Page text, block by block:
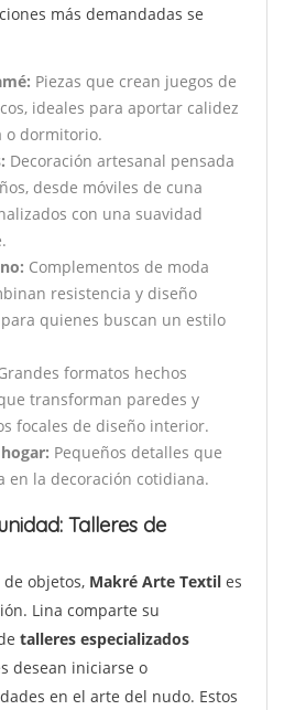
más demandadas se
Piezas que crean juegos de
ideales para aportar calidez
o dormitorio.
Decoración artesanal pensada
desde móviles de cuna
con una suavidad
Complementos de moda
resistencia y diseño
quienes buscan un estilo
formatos hechos
transforman paredes y
focales de diseño interior.
Pequeños detalles que
en la decoración cotidiana.
Talleres de
objetos, Makré Arte Textil es
Lina comparte su
talleres especializados
desean iniciarse o
en el arte del nudo. Estos